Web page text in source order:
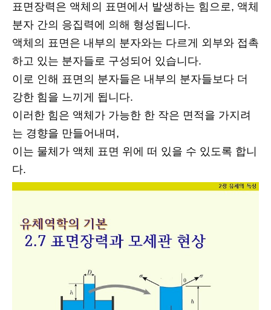
표면장력은 액체의 표면에서 발생하는 힘으로, 액체
분자 간의 응집력에 의해 형성됩니다.
액체의 표면은 내부의 분자와는 다르게 외부와 접촉
하고 있는 분자들로 구성되어 있습니다.
이로 인해 표면의 분자들은 내부의 분자들보다 더
강한 힘을 느끼게 됩니다.
이러한 힘은 액체가 가능한 한 작은 면적을 가지려
는 경향을 만들어내며,
이는 물체가 액체 표면 위에 떠 있을 수 있도록 합니
다.